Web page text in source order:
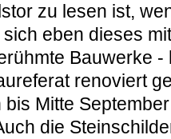
zu lesen ist,
eben dieses
Bauwerke -
renoviert
Mitte
die